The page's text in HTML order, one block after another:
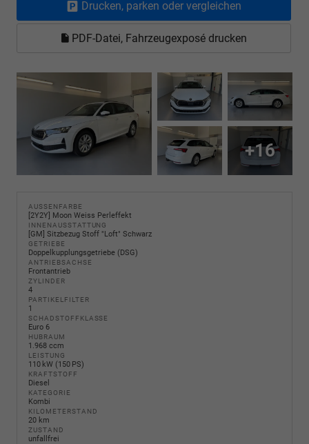
Drucken, parken oder vergleichen
PDF-Datei, Fahrzeugexposé drucken
+16
AUSSENFARBE
[2Y2Y] Moon Weiss Perleffekt
INNENAUSSTATTUNG
[GM] Sitzbezug Stoff "Loft" Schwarz
GETRIEBE
Doppelkupplungsgetriebe (DSG)
ANTRIEBSACHSE
Frontantrieb
ZYLINDER
4
PARTIKELFILTER
1
SCHADSTOFFKLASSE
Euro 6
HUBRAUM
1.968 ccm
LEISTUNG
110 kW (150 PS)
KRAFTSTOFF
Diesel
KATEGORIE
Kombi
KILOMETERSTAND
20 km
ZUSTAND
unfallfrei